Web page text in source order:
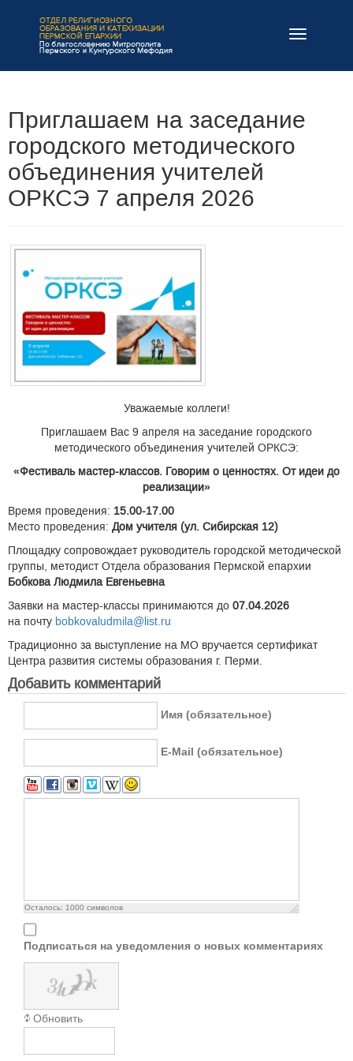
Навигация
Приглашаем на заседание
городского методического
объединения учителей
ОРКСЭ 7 апреля 2026
Уважаемые коллеги!
Приглашаем Вас 9 апреля на заседание городского
методического объединения учителей ОРКСЭ:
«Фестиваль мастер-классов. Говорим о ценностях. От идеи до
реализации»
Время проведения: 15.00-17.00
Место проведения: Дом учителя (ул. Сибирская 12)
Площадку сопровождает руководитель городской методической
группы, методист Отдела образования Пермской епархии
Бобкова Людмила Евгеньевна
Заявки на мастер-классы принимаются до 07.04.2026
на почту bobkovaludmila@list.ru
Традиционно за выступление на МО вручается сертификат
Центра развития системы образования г. Перми.
Добавить комментарий
Имя (обязательное)
E-Mail (обязательное)
Осталось: 1000 символов
Подписаться на уведомления о новых комментариях
Обновить